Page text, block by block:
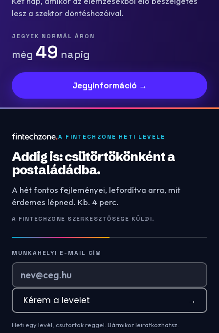
lesz a szektor döntéshozóival.
JEGYEK NORMÁL ÁRON
még 49 napig
Jegyinformáció →
A FINTECHZONE HETI LEVELE
Addig is: csütörtökönként a
postaládádba.
A hét fontos fejleményei, lefordítva arra, mit
érdemes lépned. Kb. 4 perc.
A FINTECHZONE SZERKESZTŐSÉGE KÜLDI.
MUNKAHELYI E-MAIL CÍM
Kérem a levelet →
Heti egy levél, csütörtök reggel. Bármikor leiratkozhatsz.